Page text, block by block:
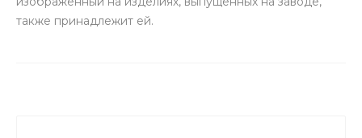
также принадлежит ей.